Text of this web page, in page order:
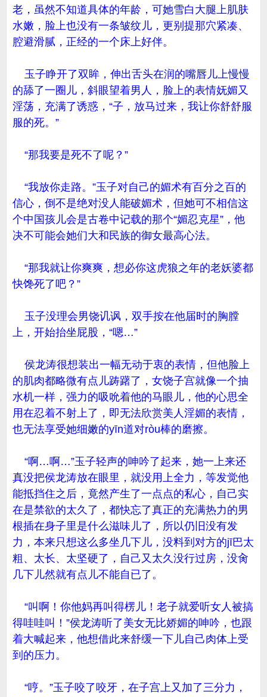
老，虽然不知道具体的年龄，可她雪白大腿上肌肤
水嫩，脸上也没有一条皱纹儿，更别提那穴紧凑、
腔避滑腻，正经的一个床上好伴。
玉子睁开了双眸，伸出舌头在润的嘴唇儿上慢慢
的舔了一圈儿，斜眼望着男人，脸上的表情妩媚又
淫荡，充满了诱惑，“子，放马过来，我让你舒舒服
服的死。”
“那我要是死不了呢？”
“我放你走路。”玉子对自己的媚术有百分之百的
信心，倒不是绝对没人能破媚术，但她可不相信这
个中国孩儿会是古卷中记载的那个“媚忍克星”，他
决不可能会她们大和民族的御女最高心法。
“那我就让你爽爽，想必你这虎狼之年的老妖婆都
快馋死了吧？”
玉子没理会男饶讥讽，双手按在他届时的胸膛
上，开始抬坐屁股，“嗯…”
侯龙涛很想装出一幅无动于衷的表情，但他脸上
的肌肉都略微有点儿踌躇了，女饶子宫就像一个抽
水机一样，强力的吸吮着他的马眼儿，他的心思全
用在忍着不射上了，即无法欣赏美人淫媚的表情，
也无法享受她细嫩的yīn道对ròu棒的磨擦。
“啊…啊…”玉子轻声的呻吟了起来，她一上来还
真没把侯龙涛放在眼里，就没用上全力，等发觉他
能抵挡住之后，竟然产生了一点点的私心，自己实
在是禁欲的太久了，都快忘了真正的充满热力的男
根插在身子里是什么滋味儿了，所以仍旧没有发
力，本来只想这么多坐几下儿，没料到对方的jī巴太
粗、太长、太坚硬了，自己又太久没行过房，没肏
几下儿然就有点儿不能自已了。
“叫啊！你他妈再叫得楞儿！老子就爱听女人被搞
得哇哇叫！”侯龙涛听了美女无比娇媚的呻吟，也跟
着大喊起来，他想借此来舒缓一下儿自己肉体上受
到的压力。
“哼。”玉子咬了咬牙，在子宫上又加了三分力，